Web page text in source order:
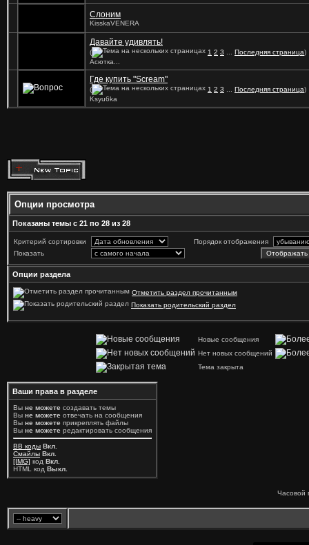
Слоним
KisskaVENERA
Давайте удивлять!
( 1 2 3 Последняя страница)
Асютка...
Где купить "Scream"
( 1 2 3 Последняя страница)
Ksyu6ka
Опции просмотра
Показаны темы с 21 по 28 из 28
Критерий сортировки
Порядок отображения
Показать
Опции раздела
Отметить раздел прочитанным
Показать родительский раздел
Новые сообщения
Нет новых сообщений
Тема закрыта
Ваши права в разделе
Вы не можете создавать темы
Вы не можете отвечать на сообщения
Вы не можете прикреплять файлы
Вы не можете редактировать сообщения
BB коды Вкл.
Смайлы Вкл.
[IMG] код Вкл.
HTML код Выкл.
Часовой